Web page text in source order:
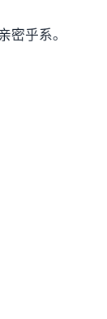
密乎系。